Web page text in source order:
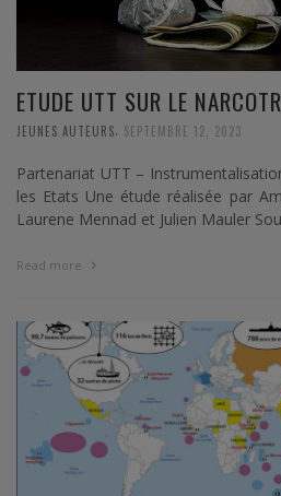
ETUDE UTT SUR LE
JEUNES AUTEURS SEPTEMBRE 12, 2023
Partenariat UTT –
les Etats Une étude réalisée par
Laurene Mennad et Julien Mauler
Read more